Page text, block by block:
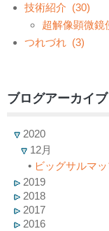
技術紹介 (30)
超解像顕微鏡
つれづれ (3)
ブログアーカイブ
2020
12月
• ビッグサルマ
2019
2018
2017
2016